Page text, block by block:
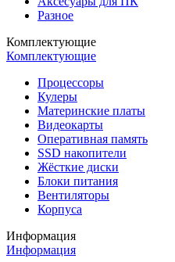
Разное
Комплектующие
Комплектующие
Процессоры
Кулеры
Материнские платы
Видеокарты
Оперативная память
SSD накопители
Жёсткие диски
Блоки питания
Вентиляторы
Корпуса
Информация
Информация